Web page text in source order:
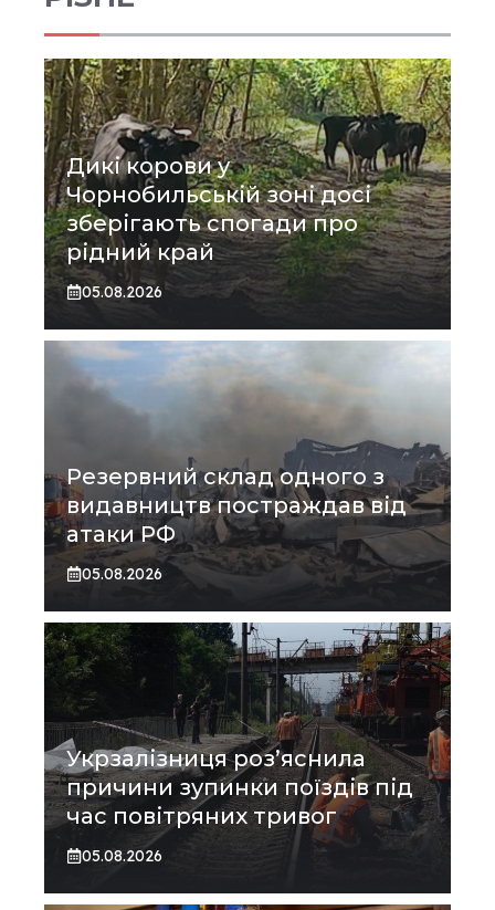
Дикі корови у
Чорнобильській зоні досі
зберігають спогади про
рідний край
05.08.2026
Резервний склад одного з
видавництв постраждав від
атаки РФ
05.08.2026
Укрзалізниця роз’яснила
причини зупинки поїздів під
час повітряних тривог
05.08.2026